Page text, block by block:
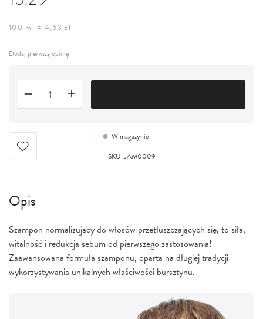
100 ml = 4,63 zł
Dodaj pierwszą opinię
W magazynie
SKU:JAM0009
Opis
Szampon normalizujący do włosów przetłuszczających się, to siła,
witalność i redukcja sebum od pierwszego zastosowania!
Zaawansowana formuła szamponu, oparta na długiej tradycji
wykorzystywania unikalnych właściwości bursztynu.